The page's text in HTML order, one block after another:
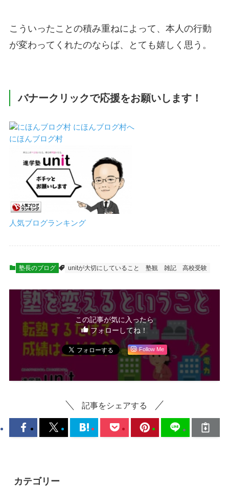
こういったことの積み重ねによって、本人の行動
が変わってくれたのならば、とても嬉しく思う。
バナークリックで応援をお願いします！
にほんブログ村
人気ブログランキング
塾長のブログ unitが大切にしていること 塾観 雑記 高校受験
この記事が気に入ったら
フォローしてね！
Follow Me
記事をシェアする
カテゴリー